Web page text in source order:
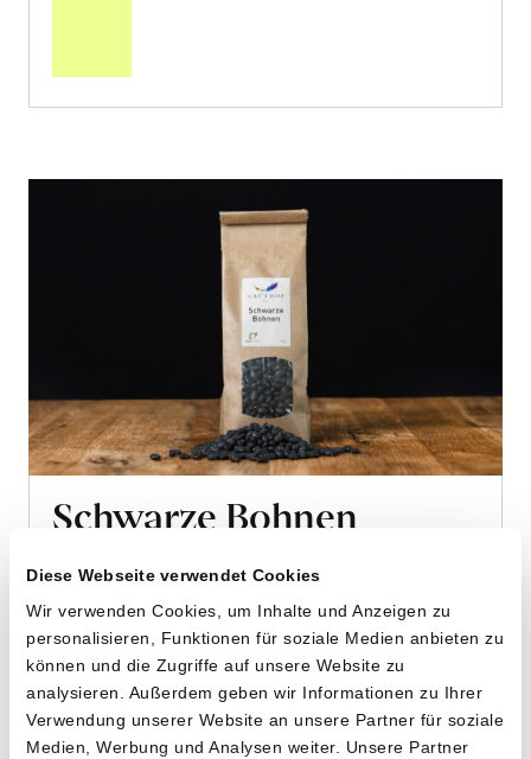
Diese Webseite verwendet Cookies
Wir verwenden Cookies, um Inhalte und Anzeigen zu
personalisieren, Funktionen für soziale Medien anbieten zu
können und die Zugriffe auf unsere Website zu
analysieren. Außerdem geben wir Informationen zu Ihrer
Verwendung unserer Website an unsere Partner für soziale
Medien, Werbung und Analysen weiter. Unsere Partner
Schwarze Bohnen
500g
CHF14.80
CHF2.96 pro 100g
In